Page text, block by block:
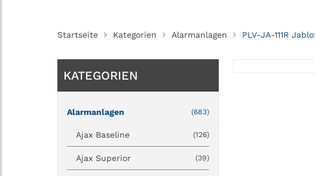
Startseite Kategorien Alarmanlagen PLV-JA-111R
KATEGORIEN
Alarmanlagen (683)
Ajax Baseline (126)
Ajax Superior (39)